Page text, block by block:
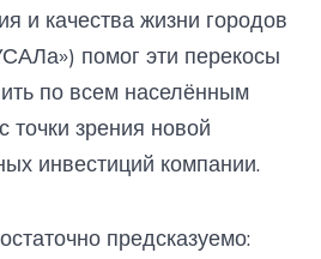
и качества жизни городов
помог эти перекосы
по всем населённым
точки зрения новой
инвестиций компании.
предсказуемо: